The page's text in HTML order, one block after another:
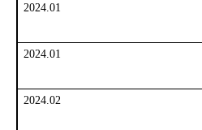
2024.01
2024.01
2024.02